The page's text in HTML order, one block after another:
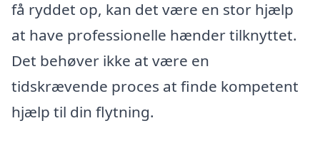
få ryddet op, kan det være en stor hjælp
at have professionelle hænder tilknyttet.
Det behøver ikke at være en
tidskrævende proces at finde kompetent
hjælp til din flytning.